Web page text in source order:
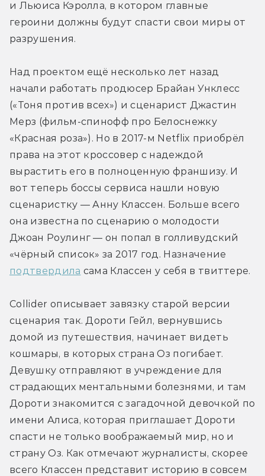
и Льюиса Кэролла, в котором главные
героини должны будут спасти свои миры от
разрушения.
Над проектом ещё несколько лет назад
начали работать продюсер Брайан Унклесс
(«Тоня против всех») и сценарист Джастин
Мерз (фильм-спинофф про Белоснежку
«Красная роза»). Но в 2017-м Netflix приобрёл
права на этот кроссовер с надеждой
вырастить его в полноценную франшизу. И
вот теперь боссы сервиса нашли новую
сценаристку — Анну Классен. Больше всего
она известна по сценарию о молодости
Джоан Роулинг — он попал в голливудский
подтвердила сама Классен у себя в твиттере.
Collider описывает завязку старой версии
сценария так. Дороти Гейл, вернувшись
домой из путешествия, начинает видеть
кошмары, в которых страна Оз погибает.
Девушку отправляют в учреждение для
страдающих ментальными болезнями, и там
Дороти знакомится с загадочной девочкой по
имени Алиса, которая приглашает Дороти
спасти не только воображаемый мир, но и
страну Оз. Как отмечают журналисты, скорее
всего Классен представит историю в совсем